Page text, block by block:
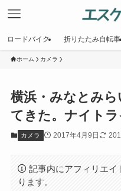
ロードバイク 折りたたみ自転車
ホーム カメラ
横浜・みなとみら
てきた。ナイト
カメラ 2017年4月9日
記事内にアフィリエイ
ります。